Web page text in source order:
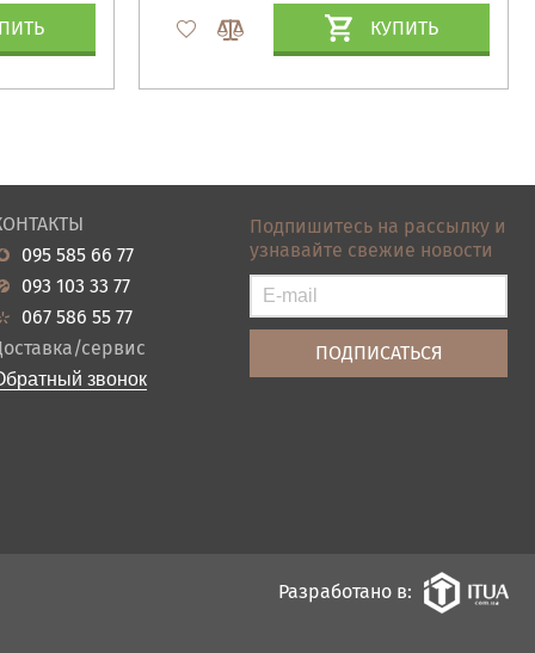
КУПИТЬ
095 585 66 77
093 103 33 77
067 586 55 77
Доставка/сервис
звонок
Подпишитесь на рассылку и
узнавайте свежие новости
Разработано в: